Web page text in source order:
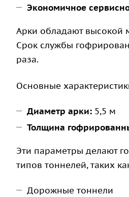
Экономичное
Арки обладают высокой
Срок службы
раза.
Основные
Диаметр арки: 5,5 м
Толщина
Эти параметры делают
типов тоннелей, таких
Дорожные тоннели